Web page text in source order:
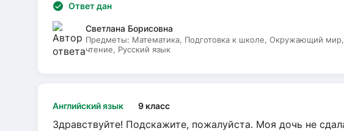
Ответ дан
Светлана Борисовна
Предметы: Математика, Подготовка к школе, Окружающий
чтение, Русский язык
Английский язык 9 класс
Здравствуйте! Подскажите, пожалуйста. Моя дочь не